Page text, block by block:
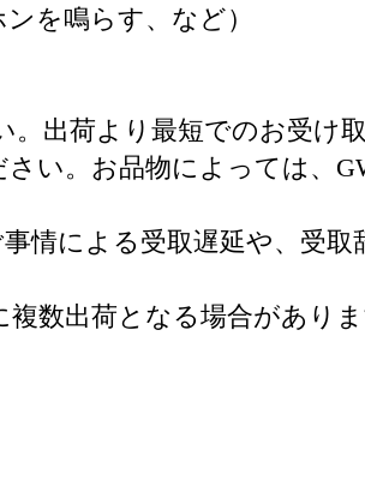
を鳴らす、など）
出荷より最短でのお受け
い。お品物によっては、
情による受取遅延や、受
数出荷となる場合がありま